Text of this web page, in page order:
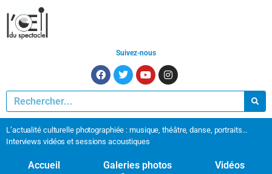
Suivez-nous
L’actualité culturelle photographiée : musique, théâtre, danse, portraits…
Interviews vidéos et sessions acoustiques
Accueil Galeries photos
Vidéos